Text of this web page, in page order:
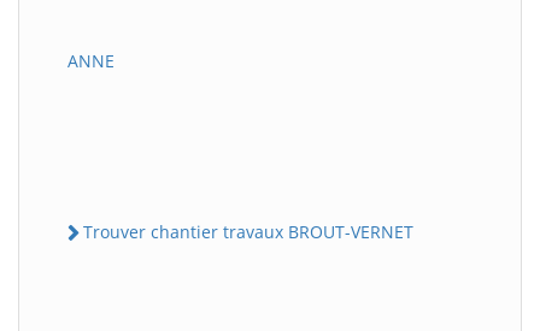
ANNE
Trouver chantier travaux BROUT-VERNET